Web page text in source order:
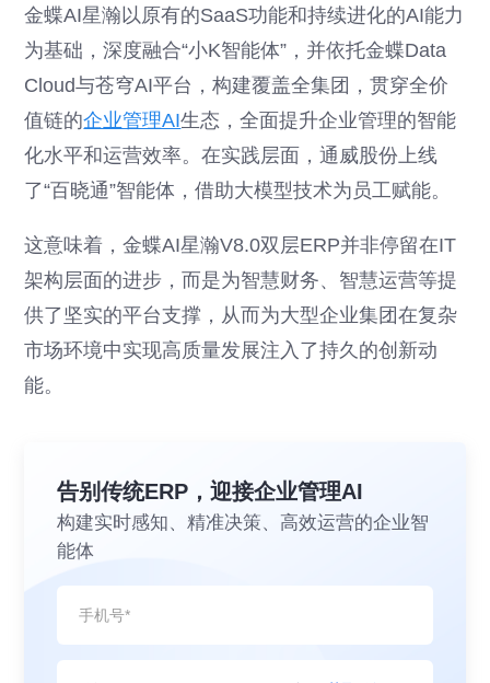
金蝶AI星瀚以原有的SaaS功能和持续进化的AI能力
为基础，深度融合“小K智能体”，并依托金蝶Data
Cloud与苍穹AI平台，构建覆盖全集团，贯穿全价
值链的企业管理AI生态，全面提升企业管理的智能
化水平和运营效率。在实践层面，通威股份上线
了“百晓通”智能体，借助大模型技术为员工赋能。
这意味着，金蝶AI星瀚V8.0双层ERP并非停留在IT
架构层面的进步，而是为智慧财务、智慧运营等提
供了坚实的平台支撑，从而为大型企业集团在复杂
市场环境中实现高质量发展注入了持久的创新动
能。
告别传统ERP，迎接企业管理AI
构建实时感知、精准决策、高效运营的企业智
能体